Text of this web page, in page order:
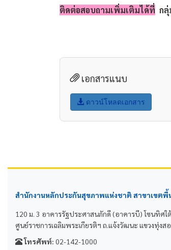
ติดต่อสอบถามเพิ่มเติมได้ที่ ก
เอกสารแนบ
ดาวน์โหลดเอกสาร
สำนักงานหลักประกันสุขภาพแห่งชาติ สาขาเขตพื้
120 ม. 3 อาคารรัฐประศาสนภักดี (อาคารบี) โซนทิศ
ศูนย์ราชการเฉลิมพระเกียรติฯ ถ.แจ้งวัฒนะ แขวงทุ่ง
โทรศัพท์: 02-142-1000